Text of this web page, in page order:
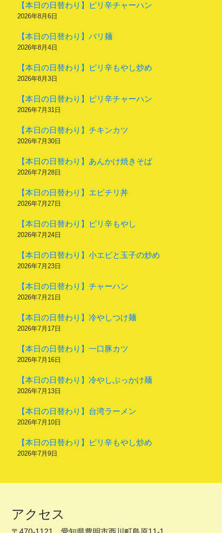
【本日の日替わり】ピリ辛チャーハン
2026年8月6日
【本日の日替わり】バリ麺
2026年8月4日
【本日の日替わり】ピリ辛もやし炒め
2026年8月3日
【本日の日替わり】ピリ辛チャーハン
2026年7月31日
【本日の日替わり】チキンカツ
2026年7月30日
【本日の日替わり】あんかけ焼きそば
2026年7月28日
【本日の日替わり】エビチリ丼
2026年7月27日
【本日の日替わり】ピリ辛もやし
2026年7月24日
【本日の日替わり】小エビと玉子の炒め
2026年7月23日
【本日の日替わり】チャーハン
2026年7月21日
【本日の日替わり】冷やしつけ麺
2026年7月17日
【本日の日替わり】一口豚カツ
2026年7月16日
【本日の日替わり】冷やしぶっかけ麺
2026年7月13日
【本日の日替わり】台湾ラーメン
2026年7月10日
【本日の日替わり】ピリ辛もやし炒め
2026年7月9日
アクセス